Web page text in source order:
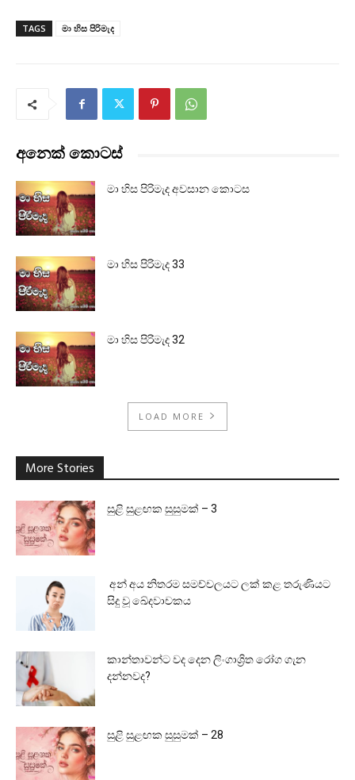
TAGS මා හිස පිරිමැද
අනෙක් කොටස්
මා හිස පිරිමැද අවසාන කොටස
මා හිස පිරිමැද 33
මා හිස පිරිමැද 32
LOAD MORE
More Stories
සුළි සුළඟක සුසුමක් – 3
අන් අය නිතරම සමච්චලයට ලක් කළ තරුණියට
සිදු වූ ඛේදවාචකය
කාන්තාවන්ට වද දෙන ලිංගාශ්‍රිත රෝග ගැන
දන්නවද?
සුළි සුළඟක සුසුමක් – 28